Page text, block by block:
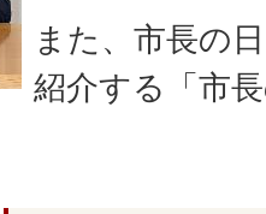
また、市長の
紹介する「市